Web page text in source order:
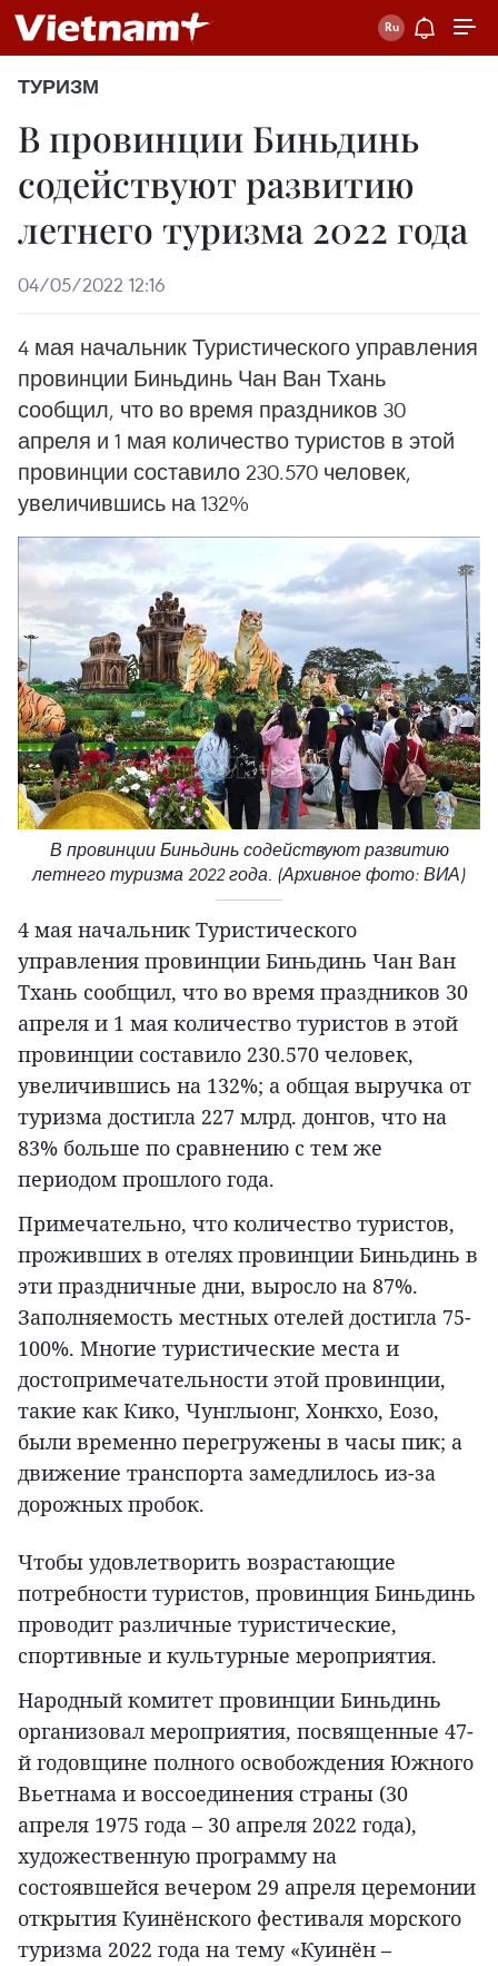
ТУРИЗМ
В провинции Биньдинь
содействуют развитию
летнего туризма 2022 года
04/05/2022 12:16
4 мая начальник Туристического управления
провинции Биньдинь Чан Ван Тхань
сообщил, что во время праздников 30
апреля и 1 мая количество туристов в этой
провинции составило 230.570 человек,
увеличившись на 132%
В провинции Биньдинь содействуют развитию
летнего туризма 2022 года. (Архивное фото: ВИА)
4 мая начальник Туристического
управления провинции Биньдинь Чан Ван
Тхань сообщил, что во время праздников 30
апреля и 1 мая количество туристов в этой
провинции составило 230.570 человек,
увеличившись на 132%; а общая выручка от
туризма достигла 227 млрд. донгов, что на
83% больше по сравнению с тем же
периодом прошлого года.
Примечательно, что количество туристов,
проживших в отелях провинции Биньдинь в
эти праздничные дни, выросло на 87%.
Заполняемость местных отелей достигла 75-
100%. Многие туристические места и
достопримечательности этой провинции,
такие как Кико, Чунглыонг, Хонкхо, Еозо,
были временно перегружены в часы пик; а
движение транспорта замедлилось из-за
дорожных пробок.
Чтобы удовлетворить возрастающие
потребности туристов, провинция Биньдинь
проводит различные туристические,
спортивные и культурные мероприятия.
Народный комитет провинции Биньдинь
организовал мероприятия, посвященные 47-
й годовщине полного освобождения Южного
Вьетнама и воссоединения страны (30
апреля 1975 года – 30 апреля 2022 года),
художественную программу на
состоявшейся вечером 29 апреля церемонии
открытия Куинёнского фестиваля морского
туризма 2022 года на тему «Куинён –